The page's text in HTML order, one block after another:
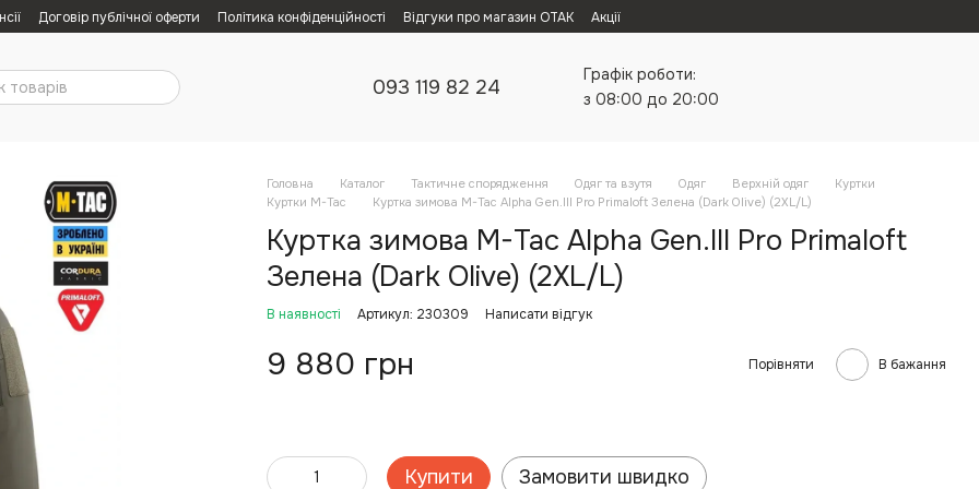
Договір публічної оферти Політика конфіденційності Відгуки про магазин ОТАК Акції
093 119 82 24
Графік роботи:
з 08:00 до 20:00
Головна Каталог Тактичне спорядження Одяг та взутя Одяг Верхній одяг
Куртки
Куртки M-Tac
Куртка зимова M-Tac Alpha Gen.III Pro Primaloft Зелена (Dark Olive) (2XL/L)
Куртка зимова M-Tac Alpha Gen.III Pro Primaloft
Зелена (Dark Olive) (2XL/L)
В наявності Артикул: 230309 Написати відгук
9 880 грн Порівняти В бажання
Купити Замовити швидко